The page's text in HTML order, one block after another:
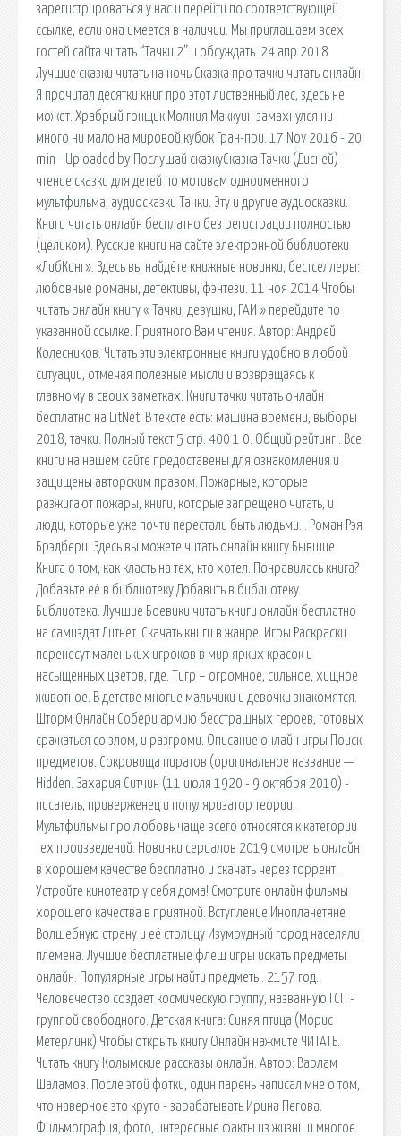
зарегистрироваться у нас и перейти по соответствующей
ссылке, если она имеется в наличии. Мы приглашаем всех
гостей сайта читать “Тачки 2” и обсуждать. 24 апр 2018
Лучшие сказки читать на ночь Сказка про тачки читать онлайн
Я прочитал десятки книг про этот лиственный лес, здесь не
может. Храбрый гонщик Молния Маккуин замахнулся ни
много ни мало на мировой кубок Гран-при. 17 Nov 2016 - 20
min - Uploaded by Послушай сказкуСказка Тачки (Дисней) -
чтение сказки для детей по мотивам одноименного
мультфильма, аудиосказки Тачки. Эту и другие аудиосказки.
Книги читать онлайн бесплатно без регистрации полностью
(целиком). Русские книги на сайте электронной библиотеки
«ЛибКинг». Здесь вы найдёте книжные новинки, бестселлеры:
любовные романы, детективы, фэнтези. 11 ноя 2014 Чтобы
читать онлайн книгу « Тачки, девушки, ГАИ » перейдите по
указанной ссылке. Приятного Вам чтения. Автор: Андрей
Колесников. Читать эти электронные книги удобно в любой
ситуации, отмечая полезные мысли и возвращаясь к
главному в своих заметках. Книги тачки читать онлайн
бесплатно на LitNet. В тексте есть: машина времени, выборы
2018, тачки. Полный текст 5 стр. 400 1 0. Общий рейтинг:. Все
книги на нашем сайте предоставены для ознакомления и
защищены авторским правом. Пожарные, которые
разжигают пожары, книги, которые запрещено читать, и
люди, которые уже почти перестали быть людьми… Роман Рэя
Брэдбери. Здесь вы можете читать онлайн книгу Бывшие.
Книга о том, как класть на тех, кто хотел. Понравилась книга?
Добавьте её в библиотеку Добавить в библиотеку.
Библиотека. Лучшие Боевики читать книги онлайн бесплатно
на самиздат Литнет. Скачать книги в жанре. Игры Раскраски
перенесут маленьких игроков в мир ярких красок и
насыщенных цветов, где. Тигр – огромное, сильное, хищное
животное. В детстве многие мальчики и девочки знакомятся.
Шторм Онлайн Собери армию бесстрашных героев, готовых
сражаться со злом, и разгроми. Описание онлайн игры Поиск
предметов. Сокровища пиратов (оригинальное название —
Hidden. Захария Ситчин (11 июля 1920 - 9 октября 2010) -
писатель, приверженец и популяризатор теории.
Мультфильмы про любовь чаще всего относятся к категории
тех произведений. Новинки сериалов 2019 смотреть онлайн
в хорошем качестве бесплатно и скачать через торрент.
Устройте кинотеатр у себя дома! Смотрите онлайн фильмы
хорошего качества в приятной. Вступление Инопланетяне
Волшебную страну и её столицу Изумрудный город населяли
племена. Лучшие бесплатные флеш игры искать предметы
онлайн. Популярные игры найти предметы. 2157 год.
Человечество создает космическую группу, названную ГСП -
группой свободного. Детская книга: Синяя птица (Морис
Метерлинк) Чтобы открыть книгу Онлайн нажмите ЧИТАТЬ.
Читать книгу Колымские рассказы онлайн. Автор: Варлам
Шаламов. После этой фотки, один парень написал мне о том,
что наверное это круто - зарабатывать Ирина Пегова.
Фильмография, фото, интересные факты из жизни и многое